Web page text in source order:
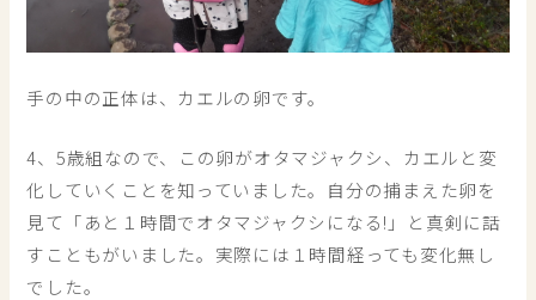
手の中の正体は、カエルの卵です。
4、5歳組なので、この卵がオタマジャクシ、カエルと変
化していくことを知っていました。自分の捕まえた卵を
見て「あと１時間でオタマジャクシになる!」と真剣に話
すこともがいました。実際には１時間経っても変化無し
でした。